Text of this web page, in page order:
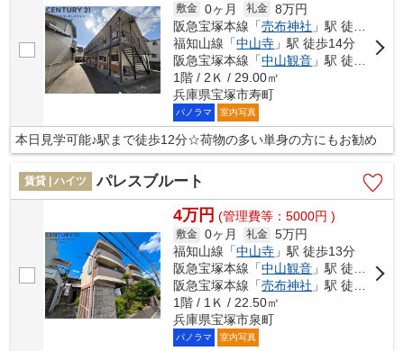
敷金 0ヶ月 礼金 8万円
阪急宝塚本線「売布神社 」駅 徒歩12分
福知山線「中山寺 」駅 徒歩14分
阪急宝塚本線「中山観音 」駅 徒歩15分
1階 / 2Ｋ / 29.00㎡
兵庫県宝塚市寿町
パノラマ 室内写真
本日見学可能♪駅まで徒歩12分☆荷物の多い単身の方にもお勧め
賃貸 | ハイツ パレスブルート
4万円 (管理費等：5000円 )
敷金 0ヶ月 礼金 5万円
福知山線「中山寺 」駅 徒歩13分
阪急宝塚本線「中山観音 」駅 徒歩17分
阪急宝塚本線「売布神社 」駅 徒歩18分
1階 / 1Ｋ / 22.50㎡
兵庫県宝塚市泉町
パノラマ 室内写真